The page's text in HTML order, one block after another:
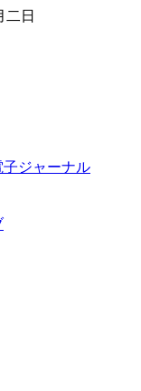
二日
ジャーナル